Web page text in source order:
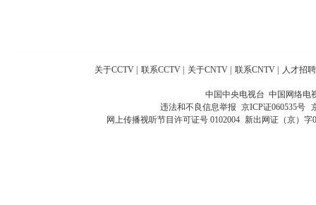
关于CCTV 联系CCTV 关于CNTV 联系CNTV 人才招聘
中国中央电视台 中国网络电
违法和不良信息举报 京ICP证060535号
网上传播视听节目许可证号 0102004 新出网证（京）